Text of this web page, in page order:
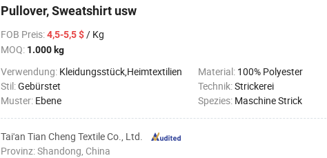
Pullover, Sweatshirt usw
FOB Preis:4,5-5,5 $/ Kg
MOQ: 1.000 kg
Verwendung: Kleidungsstück,Heimtextilien Material: 100% Polyester
Stil:Gebürstet Technik:Strickerei
Muster: Ebene Spezies: Maschine Strick
Tai'an Tian Cheng Textile Co., Ltd.
Provinz: Shandong, China